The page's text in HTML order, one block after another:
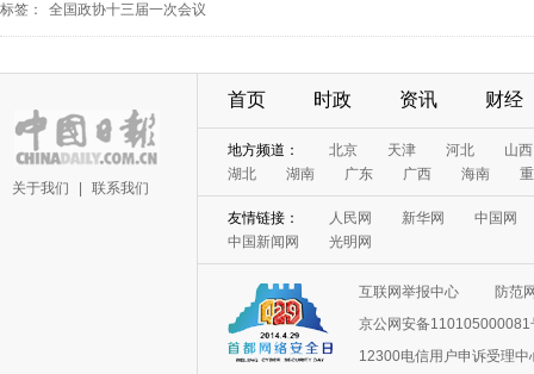
标签： 全国政协十三届一次会议
关于我们 联系我们
首页 时政 资讯 财经
地方频道： 北京 天津 河北
山西
湖北
湖南 广东 广西 海南
友情链接： 人民网 新华网
中国网
中国新闻网
光明网
互联网举报中心
防范
京公网安备110105000081
12300电信用户申诉受理中